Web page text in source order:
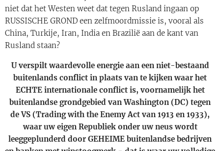
niet dat het Westen weet dat tegen Rusland ingaan op
RUSSISCHE GROND een zelfmoordmissie is, vooral als
China, Turkije, Iran, India en Brazilië aan de kant van
Rusland staan?
U verspilt waardevolle energie aan een niet-bestaand
buitenlands conflict in plaats van te kijken waar het
ECHTE internationale conflict is, voornamelijk het
buitenlandse grondgebied van Washington (DC) tegen
de VS (Trading with the Enemy Act van 1913 en 1933),
waar uw eigen Republiek onder uw neus wordt
leeggeplunderd door GEHEIME buitenlandse bedrijven